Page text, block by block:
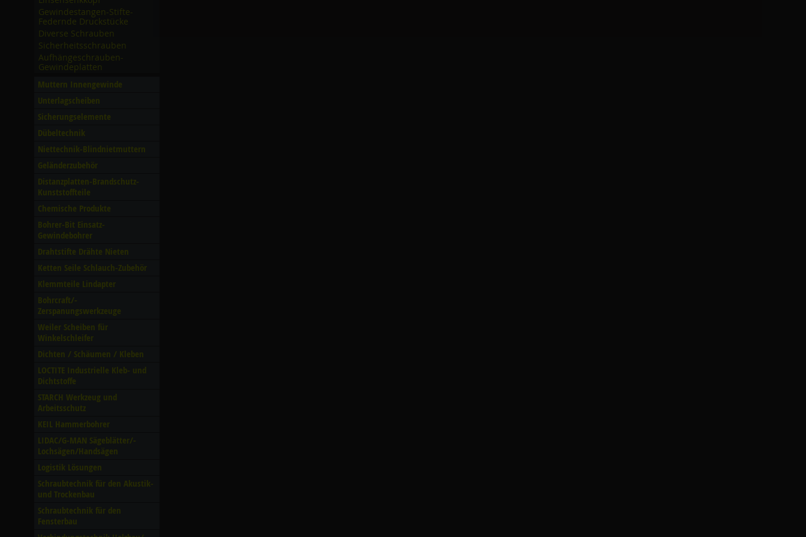
Gewindestangen-Stifte-
Federnde Druckstücke
Diverse Schrauben
Sicherheitsschrauben
Aufhängeschrauben-
Gewindeplatten
Muttern Innengewinde
Unterlagscheiben
Sicherungselemente
Dübeltechnik
Niettechnik-Blindnietmuttern
Geländerzubehör
Distanzplatten-Brandschutz-
Kunststoffteile
Chemische Produkte
Bohrer-Bit Einsatz-
Gewindebohrer
Drahtstifte Drähte Nieten
Ketten Seile Schlauch-Zubehör
Klemmteile Lindapter
Bohrcraft/­
Zerspanungswerkzeuge
Weiler Scheiben für
Winkelschleifer
Dichten /­ Schäumen /­ Kleben
LOCTITE Industrielle Kleb- und
Dichtstoffe
STARCH Werkzeug und
Arbeitsschutz
KEIL Hammerbohrer
LIDAC/­G-MAN Sägeblätter/­
Lochsägen/­Handsägen
Logistik Lösungen
Schraubtechnik für den Akustik-
und Trockenbau
Schraubtechnik für den
Fensterbau